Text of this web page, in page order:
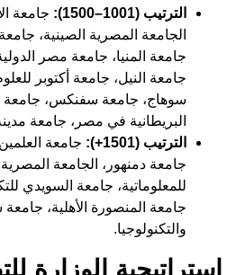
الترتيب (1001–1500):
جامعة
الجامعة المصرية الصينية،
جامعة المنيا، جامعة مصر
جامعة النيل، جامعة أكتوبر
سوهاج، جامعة سفنكس، جامعة
البريطانية في مصر، جامعة
الترتيب (1501+):
جامعة
جامعة دمنهور، الجامعة
للمعلوماتية، جامعة السويدي
جامعة المنصورة الأهلية، جامعة
والتكنولوجيا.
استراتيجية الوزارة